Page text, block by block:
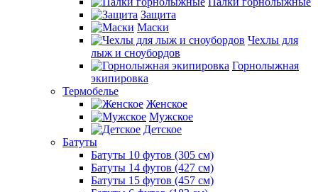
Защита
Маски
Чехлы для
лыж и сноубордов
Горнолыжная
экипировка
Термобелье
Женское
Мужское
Детское
Батуты
Батуты 10 футов (305 см)
Батуты 14 футов (427 см)
Батуты 15 футов (457 см)